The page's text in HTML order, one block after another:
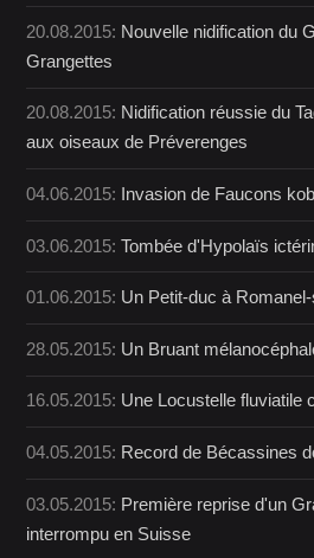
20.08.2015: Nouvelle nidification du
Grangettes
20.08.2015: Nidification réussie du
aux oiseaux de Préverenges
04.06.2015: Invasion de Faucons
03.06.2015:Tombée d'Hypolaïs
01.06.2015: Un Petit-duc à
28.05.2015: Un Bruant
16.05.2015: Une Locustelle fluviatile
04.05.2015: Record de Bécassines
03.05.2015: Première reprise d'un
interrompu en Suisse